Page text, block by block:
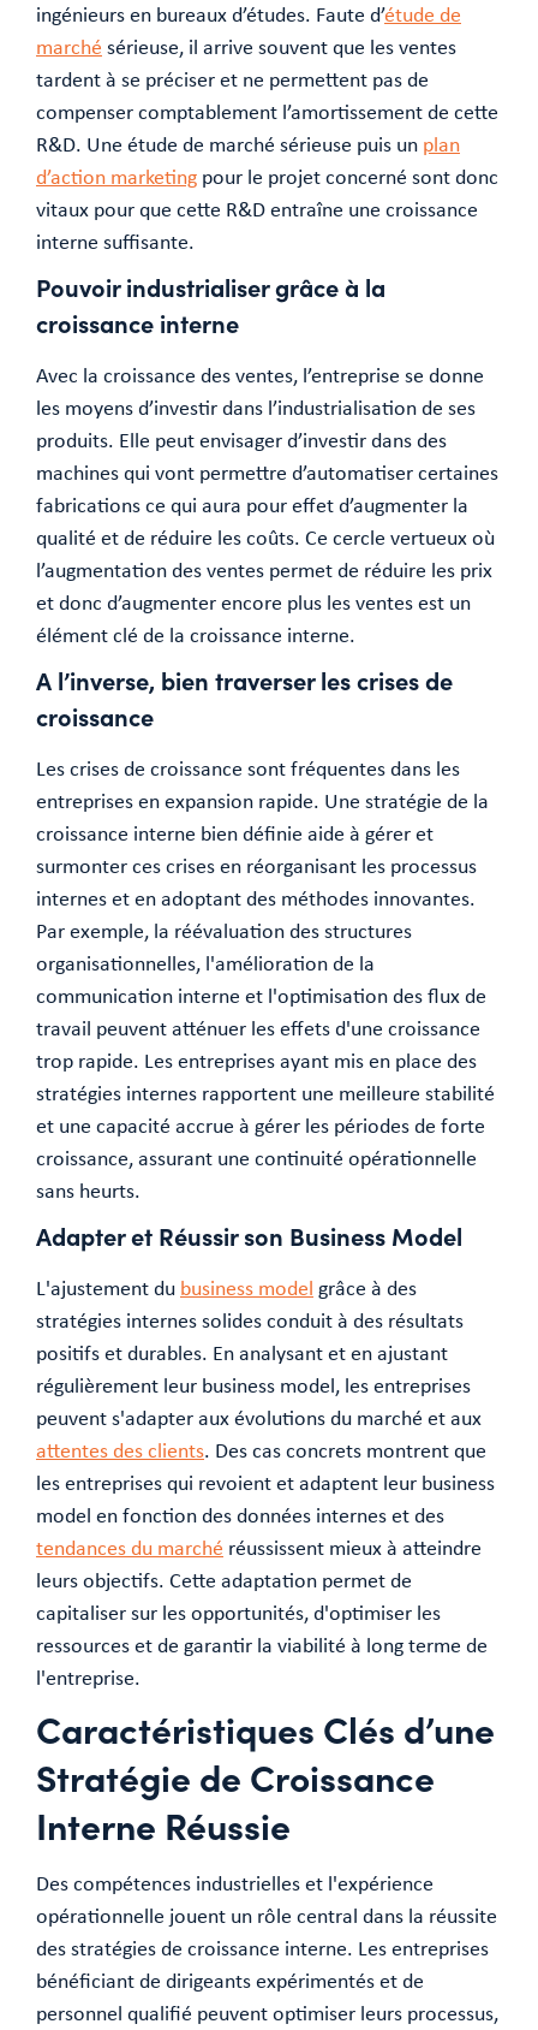
ingénieurs en bureaux d’études. Faute d’étude de
marché sérieuse, il arrive souvent que les ventes
tardent à se préciser et ne permettent pas de
compenser comptablement l’amortissement de cette
R&D. Une étude de marché sérieuse puis un plan
d’action marketing pour le projet concerné sont donc
vitaux pour que cette R&D entraîne une croissance
interne suffisante.
Pouvoir industrialiser grâce à la
croissance interne
Avec la croissance des ventes, l’entreprise se donne
les moyens d’investir dans l’industrialisation de ses
produits. Elle peut envisager d’investir dans des
machines qui vont permettre d’automatiser certaines
fabrications ce qui aura pour effet d’augmenter la
qualité et de réduire les coûts. Ce cercle vertueux où
l’augmentation des ventes permet de réduire les prix
et donc d’augmenter encore plus les ventes est un
élément clé de la croissance interne.
A l’inverse, bien traverser les crises de
croissance
Les crises de croissance sont fréquentes dans les
entreprises en expansion rapide. Une stratégie de la
croissance interne bien définie aide à gérer et
surmonter ces crises en réorganisant les processus
internes et en adoptant des méthodes innovantes.
Par exemple, la réévaluation des structures
organisationnelles, l'amélioration de la
communication interne et l'optimisation des flux de
travail peuvent atténuer les effets d'une croissance
trop rapide. Les entreprises ayant mis en place des
stratégies internes rapportent une meilleure stabilité
et une capacité accrue à gérer les périodes de forte
croissance, assurant une continuité opérationnelle
sans heurts.
Adapter et Réussir son Business Model
L'ajustement du business model grâce à des
stratégies internes solides conduit à des résultats
positifs et durables. En analysant et en ajustant
régulièrement leur business model, les entreprises
peuvent s'adapter aux évolutions du marché et aux
attentes des clients. Des cas concrets montrent que
les entreprises qui revoient et adaptent leur business
model en fonction des données internes et des
tendances du marché réussissent mieux à atteindre
leurs objectifs. Cette adaptation permet de
capitaliser sur les opportunités, d'optimiser les
ressources et de garantir la viabilité à long terme de
l'entreprise.
Caractéristiques Clés d’une
Stratégie de Croissance
Interne Réussie
Des compétences industrielles et l'expérience
opérationnelle jouent un rôle central dans la réussite
des stratégies de croissance interne. Les entreprises
bénéficiant de dirigeants expérimentés et de
personnel qualifié peuvent optimiser leurs processus,